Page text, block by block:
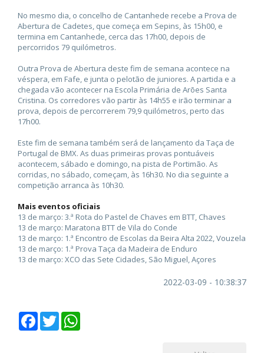
No mesmo dia, o concelho de Cantanhede recebe a Prova de
Abertura de Cadetes, que começa em Sepins, às 15h00, e
termina em Cantanhede, cerca das 17h00, depois de
percorridos 79 quilómetros.
Outra Prova de Abertura deste fim de semana acontece na
véspera, em Fafe, e junta o pelotão de juniores. A partida e a
chegada vão acontecer na Escola Primária de Arões Santa
Cristina. Os corredores vão partir às 14h55 e irão terminar a
prova, depois de percorrerem 79,9 quilómetros, perto das
17h00.
Este fim de semana também será de lançamento da Taça de
Portugal de BMX. As duas primeiras provas pontuáveis
acontecem, sábado e domingo, na pista de Portimão. As
corridas, no sábado, começam, às 16h30. No dia seguinte a
competição arranca às 10h30.
Mais eventos oficiais
13 de março: 3.ª Rota do Pastel de Chaves em BTT, Chaves
13 de março: Maratona BTT de Vila do Conde
13 de março: 1.ª Encontro de Escolas da Beira Alta 2022, Vouzela
13 de março: 1.ª Prova Taça da Madeira de Enduro
13 de março: XCO das Sete Cidades, São Miguel, Açores
2022-03-09 - 10:38:37
Facebook
Twitter